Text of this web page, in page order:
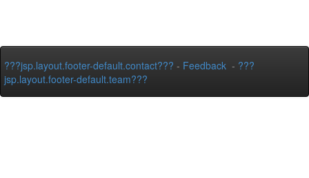
???jsp.layout.footer-default.contact??? - Feedback - ???
jsp.layout.footer-default.team???